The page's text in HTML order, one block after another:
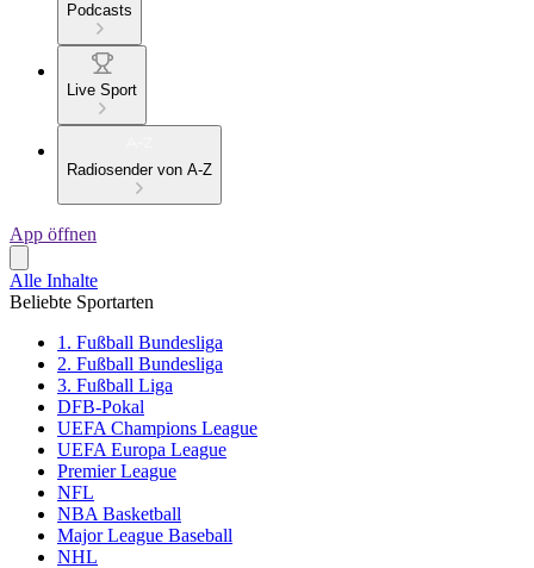
Podcasts
Live Sport
Radiosender von A-Z
App öffnen
Alle Inhalte
Beliebte Sportarten
1. Fußball Bundesliga
2. Fußball Bundesliga
3. Fußball Liga
DFB-Pokal
UEFA Champions League
UEFA Europa League
Premier League
NFL
NBA Basketball
Major League Baseball
NHL